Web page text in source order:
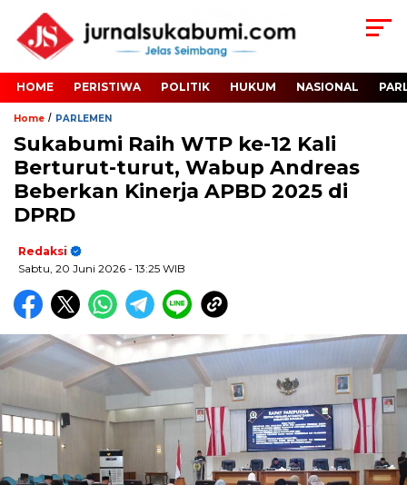
HOME PERISTIWA POLITIK HUKUM NASIONAL
Home / PARLEMEN
Sukabumi Raih WTP ke-12 Kali
Berturut-turut, Wabup Andreas
Beberkan Kinerja APBD 2025 di
DPRD
Redaksi
Sabtu, 20 Juni 2026 - 13:25 WIB